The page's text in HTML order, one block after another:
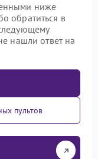
ниже
обратиться в
нашли ответ на
пультов